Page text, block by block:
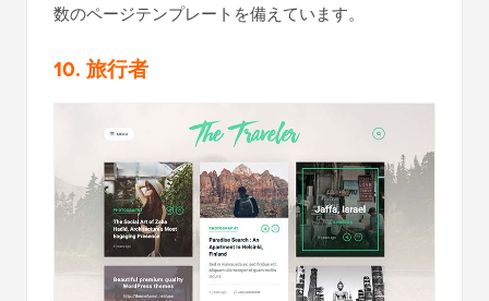
数のページテンプレートを備えています。
10. 旅行者